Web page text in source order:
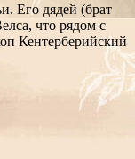
Его дядей (брат
что рядом с
Кентерберийский